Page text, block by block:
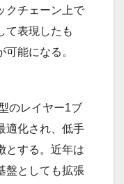
クチェーン上で
て表現したも
能になる。
のレイヤー1ブ
適化され、低手
とする。近年は
盤としても拡張